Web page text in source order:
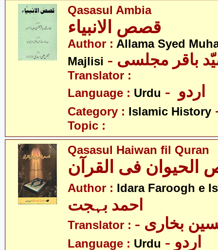
Qasasul Ambia
Author : Allama Syed
Majlisi
Translator :
Language : Urdu
Category : Islamic History
Topic :
Qasasul Haiwan fil Quran
فی القرآن
Author : Idara Faroogh e
احمد بہجت
Translator : بخاری
Language : Urdu - اردو